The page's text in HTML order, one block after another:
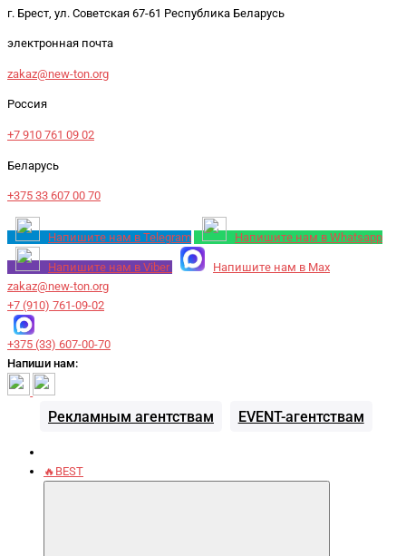
г. Брест, ул. Советская 67-61 Республика Беларусь
электронная почта
zakaz@new-ton.org
Россия
+7 910 761 09 02
Беларусь
+375 33 607 00 70
Напишите нам в Telegram Напишите нам в Whatsapp
Напишите нам в Viber
Напишите нам в Max
zakaz@new-ton.org
+7 (910) 761-09-02
+375 (33) 607-00-70
Напиши нам:
Рекламным агентствам EVENT-агентствам
🔥BEST